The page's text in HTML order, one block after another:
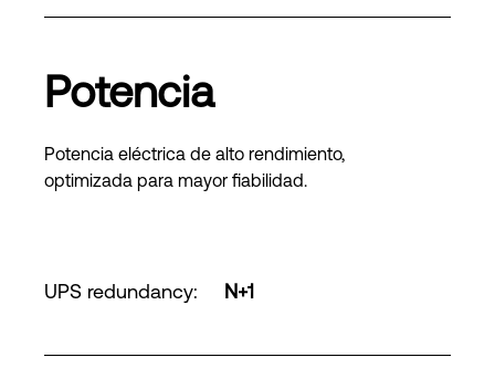
Potencia
Potencia eléctrica de alto rendimiento,
optimizada para mayor fiabilidad.
UPS redundancy: N+1